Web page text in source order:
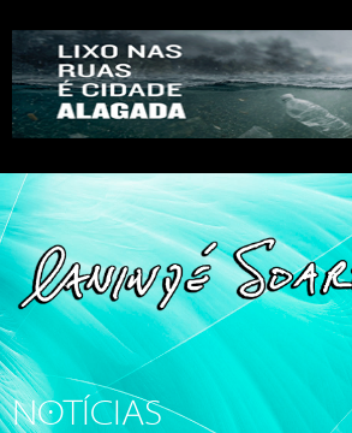
NOTÍCIAS